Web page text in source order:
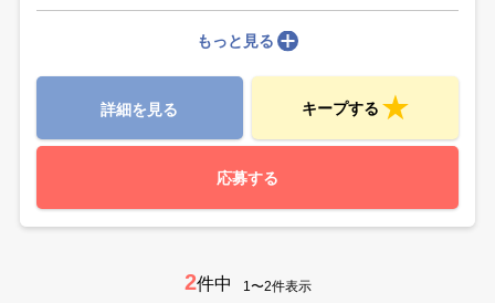
もっと見る
詳細を見る キープする
応募する
2件中 1〜2件表示